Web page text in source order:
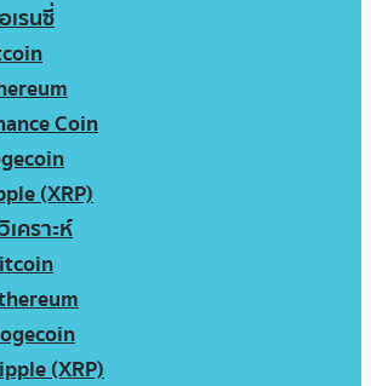
เรนซี่
Coin
(XRP)
คราะห์
(XRP)